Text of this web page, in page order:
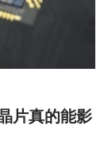
片真的能影